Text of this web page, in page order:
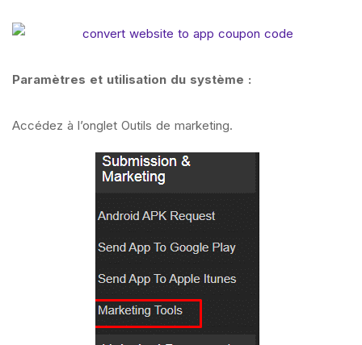
Paramètres et utilisation du système :
Accédez à l’onglet Outils de marketing.